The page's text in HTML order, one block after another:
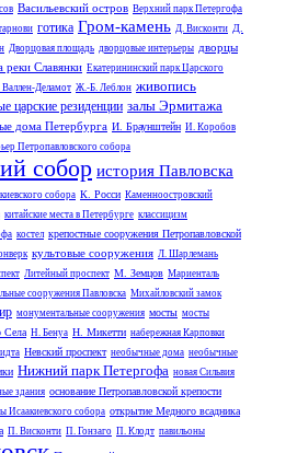
Васильевский остров Верхний парк Петергофа
готика Гром-камень Д. Висконти Д.
Дворцовая площадь дворцовые интерьеры дворцы
реки Славянки Екатерининский парк Царского
Деламот Ж.-Б. Леблон живопись
царские резиденции залы Эрмитажа
дома Петербурга И. Браунштейн И. Коробов
Петропавловского собора
собор история Павловска
собора К. Росси Каменноостровский
китайские места в Петербурге классицизм
костел крепостные сооружения Петропавловской
культовые сооружения Л. Шарлемань
Литейный проспект М. Земцов Мариенталь
сооружения Павловска Михайловский замок
монументальные сооружения мосты мосты
Села Н. Бенуа Н. Микетти набережная Карповки
Невский проспект необычные дома необычные
Нижний парк Петергофа новая Сильвия
здания основание Петропавловской крепости
Исаакиевского собора открытие Медного всадника
П. Висконти П. Гонзаго П. Клодт павильоны